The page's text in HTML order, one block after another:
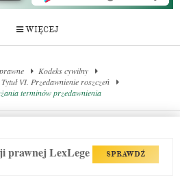
WIĘCEJ
Kodeks cywilny
Tytuł VI. Przedawnienie roszczeń
terminów przedawnienia
prawnej LexLege SPRAWDŹ